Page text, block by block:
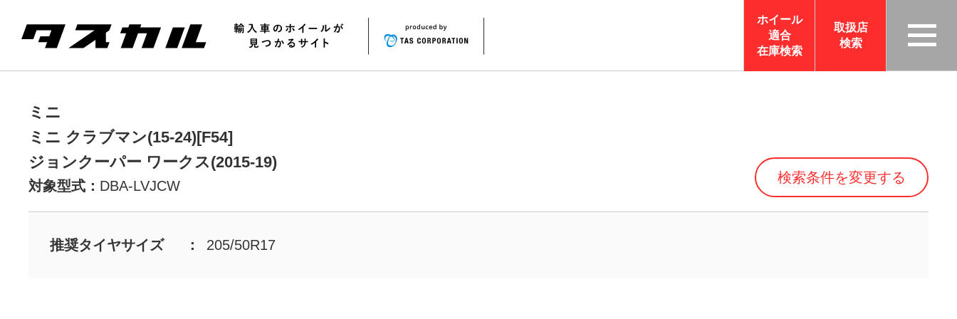
ホイール
適合
在庫検索
取扱店
検索
ミニ
ミニ クラブマン(15-24)[F54]
ジョンクーパー ワークス(2015-19)
対象型式： DBA-LVJCW
検索条件を変更する
推奨タイヤサイズ 205/50R17
TAS
CO
ON
サイ